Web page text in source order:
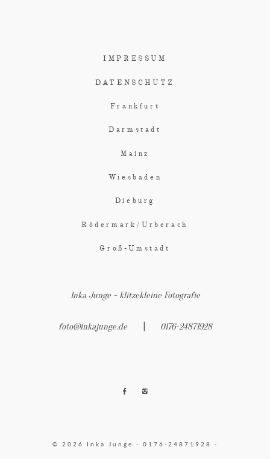
IMPRESSUM
DATENSCHUTZ
Frankfurt
Darmstadt
Mainz
Wiesbaden
Dieburg
Rödermark/Urberach
Groß-Umstadt
Inka Junge - klitzekleine Fotografie
foto@inkajunge.de 0176-24871928
© 2026 Inka Junge - 0176-24871928 -